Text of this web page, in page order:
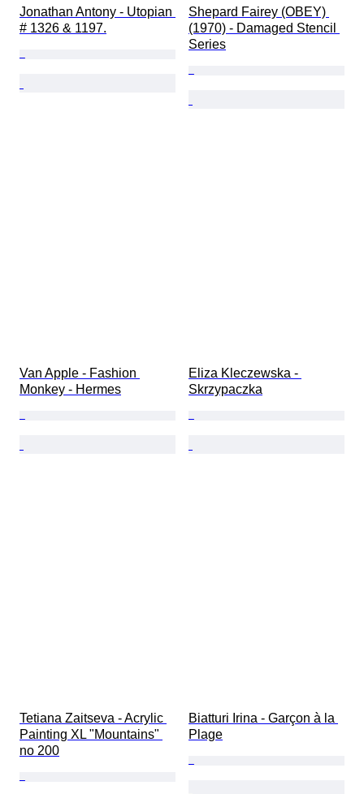
Jonathan Antony - Utopian
# 1326 & 1197.
Shepard Fairey (OBEY)
(1970) - Damaged Stencil
Series
Van Apple - Fashion
Monkey - Hermes
Eliza Kleczewska -
Skrzypaczka
Tetiana Zaitseva - Acrylic
Painting XL "Mountains"
no 200
Biatturi Irina - Garçon à la
Plage